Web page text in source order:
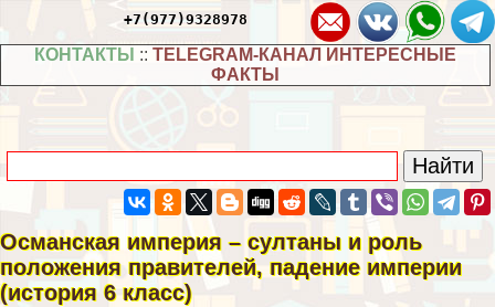
+7(977)9328978
КОНТАКТЫ :: TELEGRAM-КАНАЛ ИНТЕРЕСНЫЕ
ФАКТЫ
Османская империя – султаны и роль
положения правителей, падение империи
(история 6 класс)